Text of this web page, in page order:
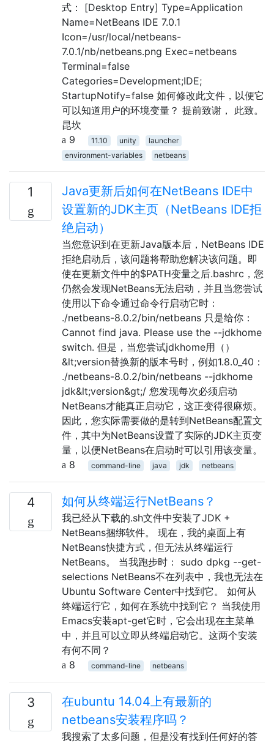
式： [Desktop Entry] Type=Application
Name=NetBeans IDE 7.0.1
Icon=/usr/local/netbeans-
7.0.1/nb/netbeans.png Exec=netbeans
Terminal=false
Categories=Development;IDE;
StartupNotify=false 如何修改此文件，以便它
可以知道用户的环境变量？ 提前致谢， 此致。
昆坎
9
11.10 unity
launcher
environment-variables
netbeans
1
Java更新后如何在NetBeans IDE中
设置新的JDK主页（NetBeans IDE拒
绝启动）
当您意识到在更新Java版本后，NetBeans IDE
拒绝启动后，该问题将帮助您解决该问题。即
使在更新文件中的$PATH变量之后.bashrc，您
仍然会发现NetBeans无法启动，并且当您尝试
使用以下命令通过命令行启动它时：
./netbeans-8.0.2/bin/netbeans 只是给你：
Cannot find java. Please use the --jdkhome
switch. 但是，当您尝试jdkhome用（）
&lt;version替换新的版本号时，例如1.8.0_40：
./netbeans-8.0.2/bin/netbeans --jdkhome
jdk&lt;version&gt;/ 您发现每次必须启动
NetBeans才能真正启动它，这正变得很麻烦。
因此，您实际需要做的是转到NetBeans配置文
件，其中为NetBeans设置了实际的JDK主页变
量，以便NetBeans在启动时可以引用该变量。
8
command-line java jdk netbeans
4 如何从终端运行NetBeans？
我已经从下载的.sh文件中安装了JDK +
NetBeans捆绑软件。 现在，我的桌面上有
NetBeans快捷方式，但无法从终端运行
NetBeans。 当我跑步时： sudo dpkg --get-
selections NetBeans不在列表中，我也无法在
Ubuntu Software Center中找到它。 如何从
终端运行它，如何在系统中找到它？ 当我使用
Emacs安装apt-get它时，它会出现在主菜单
中，并且可以立即从终端启动它。这两个安装
有何不同？
8
command-line netbeans
3
在ubuntu 14.04上有最新的
netbeans安装程序吗？
我搜索了太多问题，但是没有找到任何好的答